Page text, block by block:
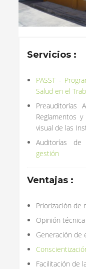
Servicios :
PASST -
Salud en el
Preauditorías
Reglamentos y
visual de las
Auditorías
gestión
Ventajas :
Priorización de
Opinión
Generación de
Facilitación de